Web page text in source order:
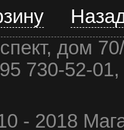
дом
730-52-
- 2018